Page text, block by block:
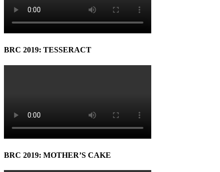
BRC 2019: TESSERACT
BRC 2019: MOTHER’S CAKE